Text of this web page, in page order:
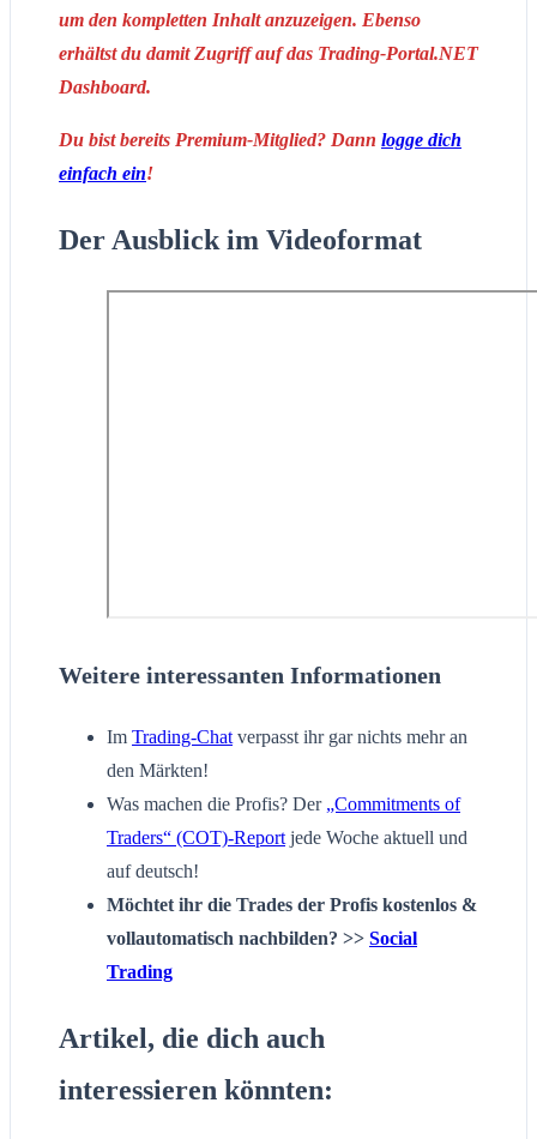
um den kompletten Inhalt anzuzeigen. Ebenso
erhältst du damit Zugriff auf das Trading-Portal.NET
Dashboard.
Du bist bereits Premium-Mitglied? Dann logge dich
einfach ein!
Der Ausblick im Videoformat
Weitere interessanten Informationen
Im Trading-Chat verpasst ihr gar nichts mehr an
den Märkten!
Was machen die Profis? Der „Commitments of
Traders“ (COT)-Report jede Woche aktuell und
auf deutsch!
Möchtet ihr die Trades der Profis kostenlos &
vollautomatisch nachbilden? >> Social
Trading
Artikel, die dich auch
interessieren könnten: